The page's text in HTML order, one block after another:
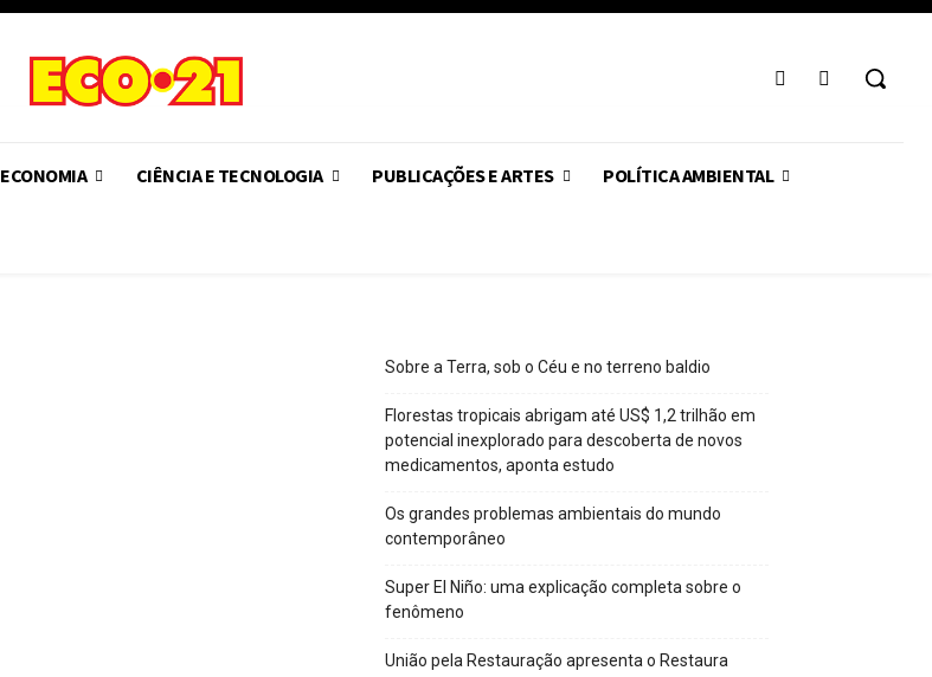
ECONOMIA CIÊNCIA E TECNOLOGIA PUBLICAÇÕES E ARTES POLÍTICA AMBIENTAL
Sobre a Terra, sob o Céu e no terreno baldio
Florestas tropicais abrigam até US$ 1,2 trilhão em
potencial inexplorado para descoberta de novos
medicamentos, aponta estudo
Os grandes problemas ambientais do mundo
contemporâneo
Super El Niño: uma explicação completa sobre o
fenômeno
União pela Restauração apresenta o Restaura